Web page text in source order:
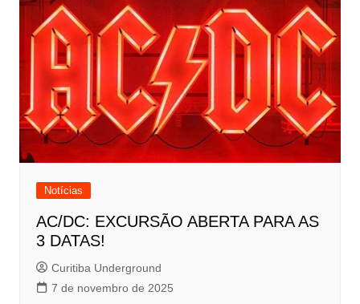
Notícias
AC/DC: EXCURSÃO ABERTA PARA AS
3 DATAS!
Curitiba Underground
7 de novembro de 2025